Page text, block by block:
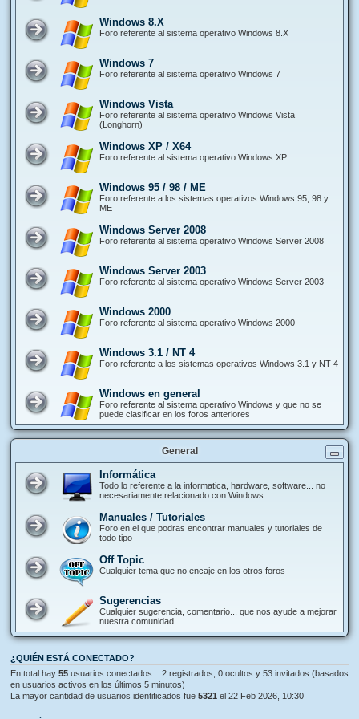
Windows 8.X
Foro referente al sistema operativo Windows 8.X
Windows 7
Foro referente al sistema operativo Windows 7
Windows Vista
Foro referente al sistema operativo Windows Vista
(Longhorn)
Windows XP / X64
Foro referente al sistema operativo Windows XP
Windows 95 / 98 / ME
Foro referente a los sistemas operativos Windows 95, 98 y
ME
Windows Server 2008
Foro referente al sistema operativo Windows Server 2008
Windows Server 2003
Foro referente al sistema operativo Windows Server 2003
Windows 2000
Foro referente al sistema operativo Windows 2000
Windows 3.1 / NT 4
Foro referente a los sistemas operativos Windows 3.1 y NT 4
Windows en general
Foro referente al sistema operativo Windows y que no se
puede clasificar en los foros anteriores
General
Informática
Todo lo referente a la informatica, hardware, software... no
necesariamente relacionado con Windows
Manuales / Tutoriales
Foro en el que podras encontrar manuales y tutoriales de
todo tipo
Off Topic
Cualquier tema que no encaje en los otros foros
Sugerencias
Cualquier sugerencia, comentario... que nos ayude a mejorar
nuestra comunidad
¿QUIÉN ESTÁ CONECTADO?
En total hay 55 usuarios conectados :: 2 registrados, 0 ocultos y 53 invitados (basados
en usuarios activos en los últimos 5 minutos)
La mayor cantidad de usuarios identificados fue 5321 el 22 Feb 2026, 10:30